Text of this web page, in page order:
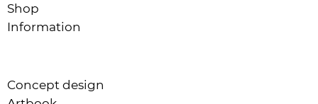
Shop
Information
Concept design